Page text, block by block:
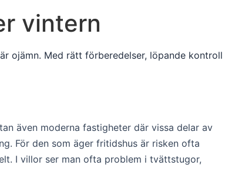
vintern
ojämn. Med rätt förberedelser, löpande kontroll
även moderna fastigheter där vissa delar av
För den som äger fritidshus är risken ofta
I villor ser man ofta problem i tvättstugor,